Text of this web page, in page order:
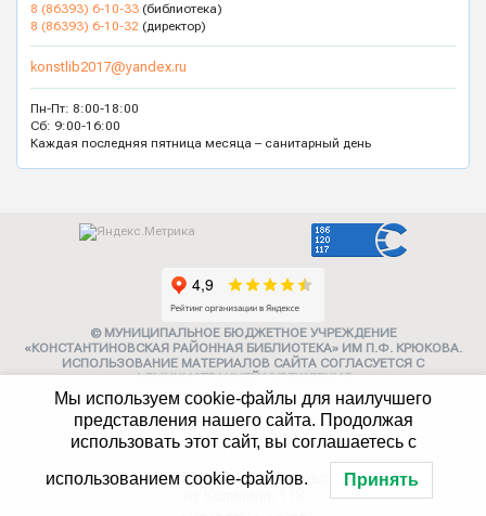
8 (86393) 6-10-33 (библиотека)
8 (86393) 6-10-32 (директор)
konstlib2017@yandex.ru
Пн-Пт: 8:00-18:00
Сб: 9:00-16:00
Каждая последняя пятница месяца – санитарный день
Мы используем cookie-файлы для наилучшего
представления нашего сайта. Продолжая
использовать этот сайт, вы соглашаетесь с
использованием cookie-файлов. Принять
© МУНИЦИПАЛЬНОЕ БЮДЖЕТНОЕ УЧРЕЖДЕНИЕ
«КОНСТАНТИНОВСКАЯ РАЙОННАЯ БИБЛИОТЕКА» ИМ П.Ф. КРЮКОВА.
ИСПОЛЬЗОВАНИЕ МАТЕРИАЛОВ САЙТА СОГЛАСУЕТСЯ С
АДМИНИСТРАЦИЕЙ УЧРЕЖДЕНИЯ
Карта сайта
Политика конфиденциальности
347252, г. Константиновск,